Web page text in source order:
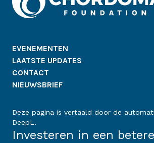
EVENEMENTEN
LAATSTE UPDATES
CONTACT
NIEUWSBRIEF
Deze pagina is vertaald door de
DeepL.
Investeren in een